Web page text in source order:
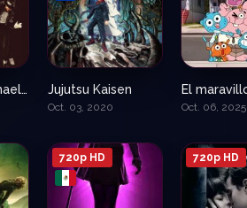
N/AMichael – Michael Jackson La pelicula Jujutsu Kaisen
Oct. 03, 2020 Oct. 06, 2025
720p HD 720p HD